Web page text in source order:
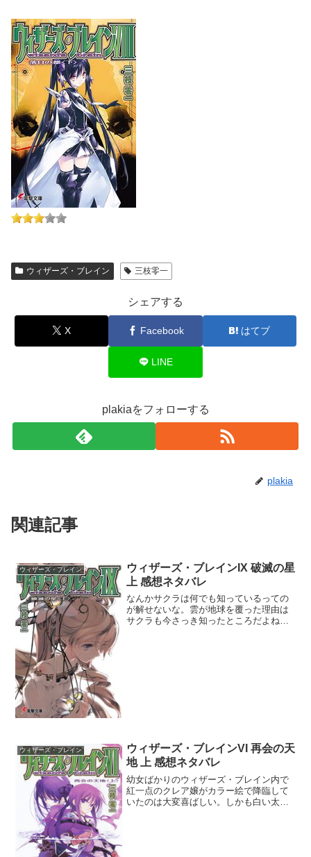
ウィザーズ・ブレイン 三枝零一
シェアする
X Facebook はてブ
LINE
plakiaをフォローする
plakia
関連記事
ウィザーズ・ブレイン
ウィザーズ・ブレインIX 破滅の星
上 感想ネタバレ
なんかサクラは何でも知っているっての
が解せないな。雲が地球を覆った理由は
サクラも今さっき知ったところだよね？
ウィザーズ・ブレイン
ウィザーズ・ブレインVI 再会の天
地 上 感想ネタバレ
幼女ばかりのウィザーズ・ブレイン内で
紅一点のクレア嬢がカラー絵で降臨して
いたのは大変喜ばしい。しかも白い太も